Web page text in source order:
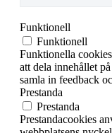
Funktionell
Funktionell
Funktionella
att dela innehållet
samla in feedback
Prestanda
Prestanda
Prestandacookies